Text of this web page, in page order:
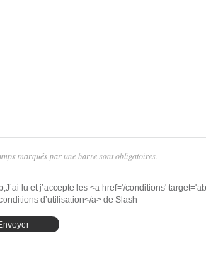
marqués par une barre sont obligatoires.
lu et j’accepte les <a href='/conditions'
d’utilisation</a> de Slash